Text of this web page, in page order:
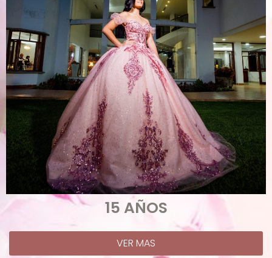
15 AÑOS
VER MAS